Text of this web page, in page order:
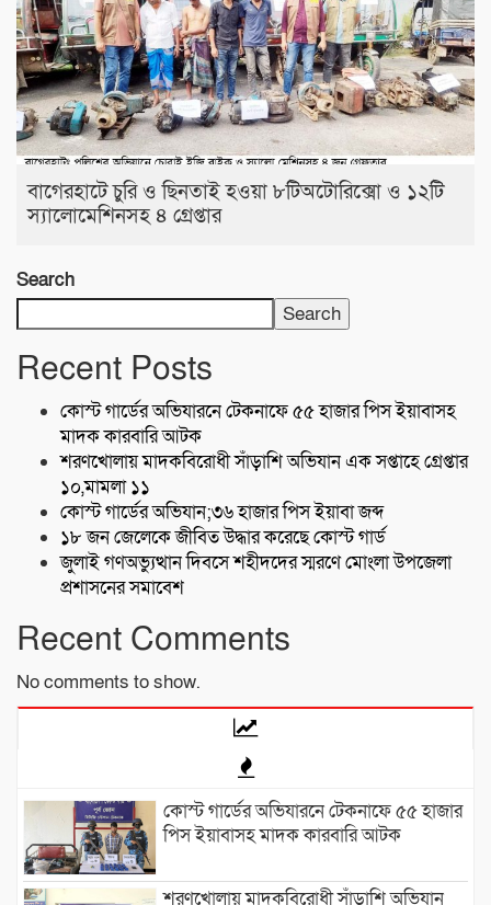
বাগেরহাটে চুরি ও ছিনতাই হওয়া ৮টিঅটোরিক্সো ও ১২টি
স্যালোমেশিনসহ ৪ গ্রেপ্তার
Search
Search
Recent Posts
কোস্ট গার্ডের অভিযারনে টেকনাফে ৫৫ হাজার পিস ইয়াবাসহ
মাদক কারবারি আটক
শরণখোলায় মাদকবিরোধী সাঁড়াশি অভিযান এক সপ্তাহে গ্রেপ্তার
১০,মামলা ১১
কোস্ট গার্ডের অভিযান;৩৬ হাজার পিস ইয়াবা জব্দ
১৮ জন জেলেকে জীবিত উদ্ধার করেছে কোস্ট গার্ড
জুলাই গণঅভ্যুত্থান দিবসে শহীদদের স্মরণে মোংলা উপজেলা
প্রশাসনের সমাবেশ
Recent Comments
No comments to show.
কোস্ট গার্ডের অভিযারনে টেকনাফে ৫৫ হাজার
পিস ইয়াবাসহ মাদক কারবারি আটক
শরণখোলায় মাদকবিরোধী সাঁড়াশি অভিযান